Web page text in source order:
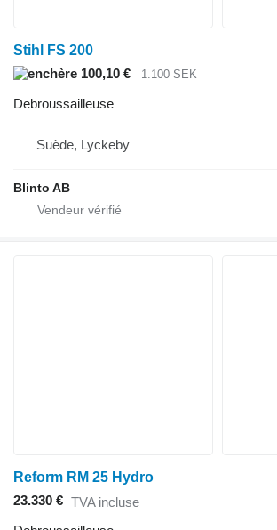
Stihl FS 200
100,10 €
1.100 SEK
Debroussailleuse
Suède, Lyckeby
Blinto AB
Reform RM 25 Hydro
23.330 € TVA incluse